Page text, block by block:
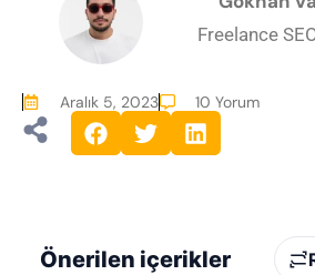
Freelance
Aralık 5, 2023 10 Yorum
Önerilen içerikler